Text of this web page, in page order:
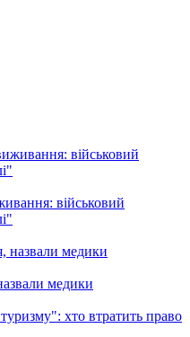
військовий
медики